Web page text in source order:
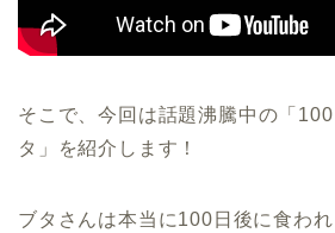
そこで、今回は話題沸騰中の「
タ」を紹介します！
ブタさんは本当に100日後に食われ